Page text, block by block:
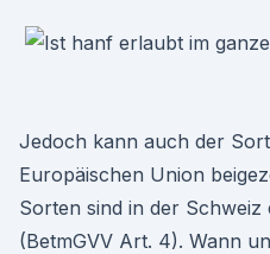
Jedoch kann auch der
Europäischen Union
Sorten sind in der
(BetmGVV Art. 4). Wann